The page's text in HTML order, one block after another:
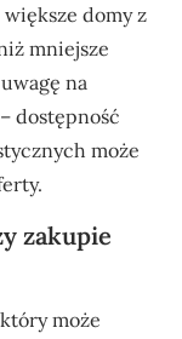
domy z
mniejsze
na
dostępność
może
zakupie
może